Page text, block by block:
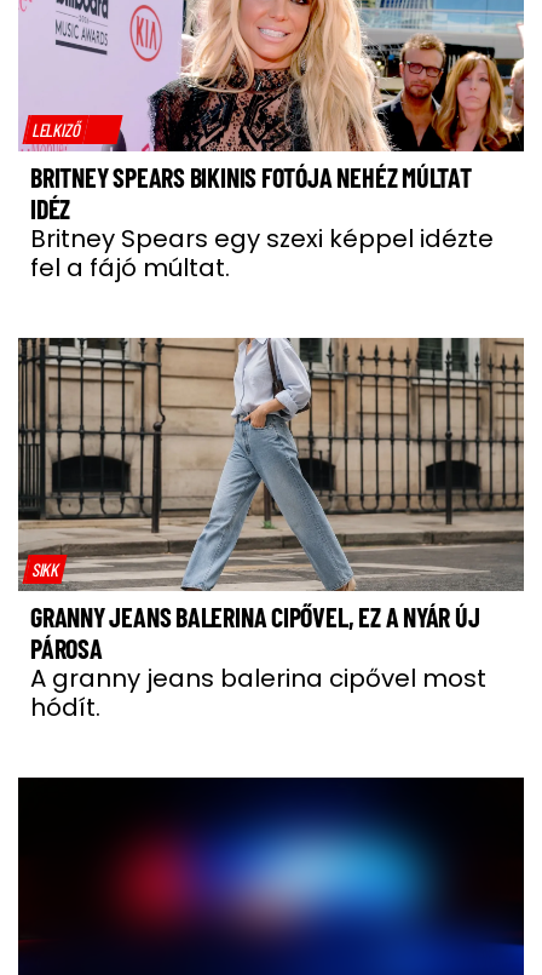
LELKIZŐ
BRITNEY SPEARS BIKINIS FOTÓJA NEHÉZ MÚLTAT
IDÉZ
Britney Spears egy szexi képpel idézte
fel a fájó múltat.
SIKK
GRANNY JEANS BALERINA CIPŐVEL, EZ A NYÁR ÚJ
PÁROSA
A granny jeans balerina cipővel most
hódít.